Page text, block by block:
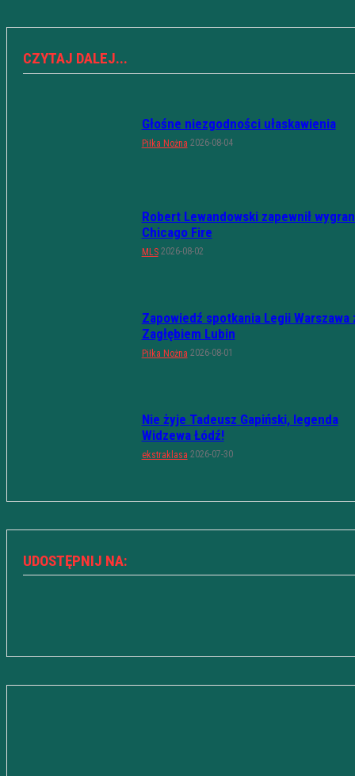
CZYTAJ DALEJ...
Głośne niezgodności ułaskawienia
Piłka Nożna 2026-08-04
Robert Lewandowski zapewnił
Chicago Fire
MLS 2026-08-02
Zapowiedź spotkania Legii Warszawa
Zagłębiem Lubin
Piłka Nożna 2026-08-01
Nie żyje Tadeusz Gapiński, legenda
Widzewa Łódź!
ekstraklasa 2026-07-30
UDOSTĘPNIJ NA: